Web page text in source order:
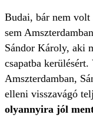
Budai, bár nem volt
sem
Sándor Károly, aki
csapatba
Amszterdamban,
elleni visszavágó
olyannyira jól